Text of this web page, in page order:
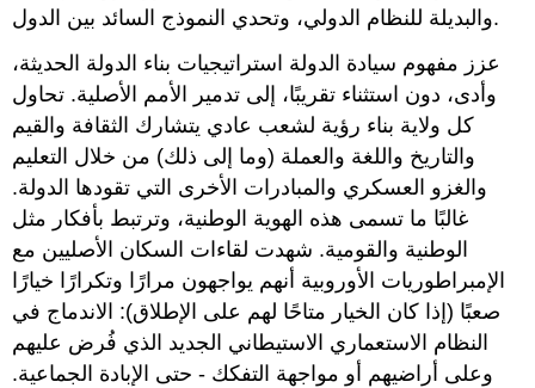
والبديلة للنظام الدولي، وتحدي النموذج السائد بين الدول.
عزز مفهوم سيادة الدولة استراتيجيات بناء الدولة الحديثة،
وأدى، دون استثناء تقريبًا، إلى تدمير الأمم الأصلية. تحاول
كل ولاية بناء رؤية لشعب عادي يتشارك الثقافة والقيم
والتاريخ واللغة والعملة (وما إلى ذلك) من خلال التعليم
والغزو العسكري والمبادرات الأخرى التي تقودها الدولة.
غالبًا ما تسمى هذه الهوية الوطنية، وترتبط بأفكار مثل
الوطنية والقومية. شهدت لقاءات السكان الأصليين مع
الإمبراطوريات الأوروبية أنهم يواجهون مرارًا وتكرارًا خيارًا
صعبًا (إذا كان الخيار متاحًا لهم على الإطلاق): الاندماج في
النظام الاستعماري الاستيطاني الجديد الذي فُرض عليهم
وعلى أراضيهم أو مواجهة التفكك - حتى الإبادة الجماعية.